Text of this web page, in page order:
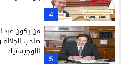
4
5
من يكون عبد
صاحب الجلالة
اللوجيستيك